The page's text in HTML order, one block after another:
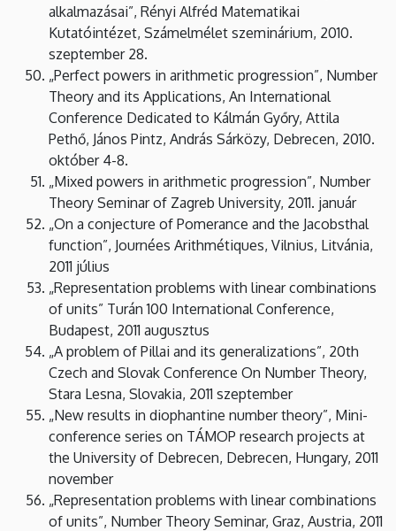
alkalmazásai”, Rényi Alfréd Matematikai
Kutatóintézet, Számelmélet szeminárium, 2010.
szeptember 28.
„Perfect powers in arithmetic progression”, Number
Theory and its Applications, An International
Conference Dedicated to Kálmán Győry, Attila
Pethő, János Pintz, András Sárközy, Debrecen, 2010.
október 4-8.
„Mixed powers in arithmetic progression”, Number
Theory Seminar of Zagreb University, 2011. január
„On a conjecture of Pomerance and the Jacobsthal
function”, Journées Arithmétiques, Vilnius, Litvánia,
2011 július
„Representation problems with linear combinations
of units” Turán 100 International Conference,
Budapest, 2011 augusztus
„A problem of Pillai and its generalizations”, 20th
Czech and Slovak Conference On Number Theory,
Stara Lesna, Slovakia, 2011 szeptember
„New results in diophantine number theory”, Mini-
conference series on TÁMOP research projects at
the University of Debrecen, Debrecen, Hungary, 2011
november
„Representation problems with linear combinations
of units”, Number Theory Seminar, Graz, Austria, 2011